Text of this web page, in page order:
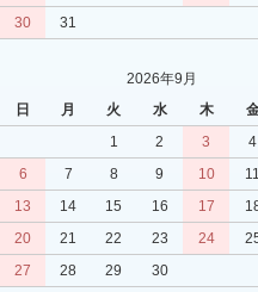
30
31
2026年9月
日
月 火 水 木
1
2 3 4
6
7 8 9 10 11
13
14 15 16 17
20
21 22 23 24
27
28 29 30